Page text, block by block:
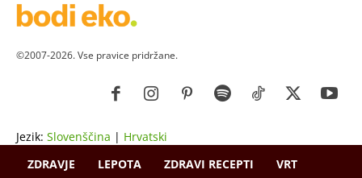
©2007-2026. Vse pravice pridržane.
Jezik: Slovenščina | Hrvatski
ZDRAVJE
LEPOTA ZDRAVI RECEPTI VRT